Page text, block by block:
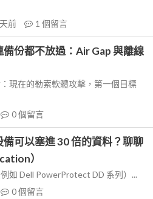
前 1 個留言
份都不放過：Air Gap 與離線
現在的勒索軟體攻擊，第一個目標
0個留言
可以塞進 30 倍的資料？聊聊
）
如 Dell PowerProtect DD 系列）...
0個留言